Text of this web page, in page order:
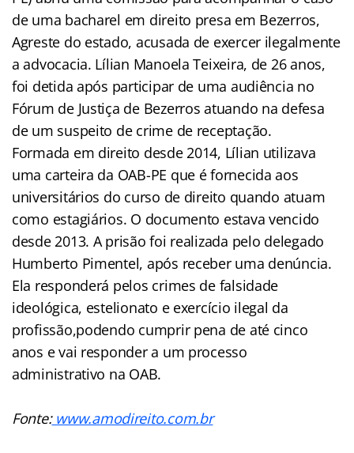
de uma bacharel em direito presa em Bezerros,
Agreste do estado, acusada de exercer ilegalmente
a advocacia. Lílian Manoela Teixeira, de 26 anos,
foi detida após participar de uma audiência no
Fórum de Justiça de Bezerros atuando na defesa
de um suspeito de crime de receptação.
Formada em direito desde 2014, Lílian utilizava
uma carteira da OAB-PE que é fornecida aos
universitários do curso de direito quando atuam
como estagiários. O documento estava vencido
desde 2013. A prisão foi realizada pelo delegado
Humberto Pimentel, após receber uma denúncia.
Ela responderá pelos crimes de falsidade
ideológica, estelionato e exercício ilegal da
profissão,podendo cumprir pena de até cinco
anos e vai responder a um processo
administrativo na OAB.
Fonte:www.amodireito.com.br